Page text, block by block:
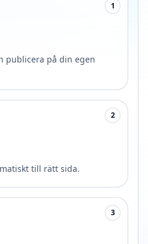
1
publicera på din egen
2
till rätt sida.
3